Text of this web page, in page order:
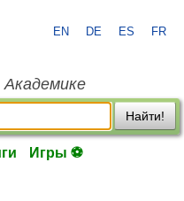
EN DE ES FR
Академике
Найти!
Игры ⚽